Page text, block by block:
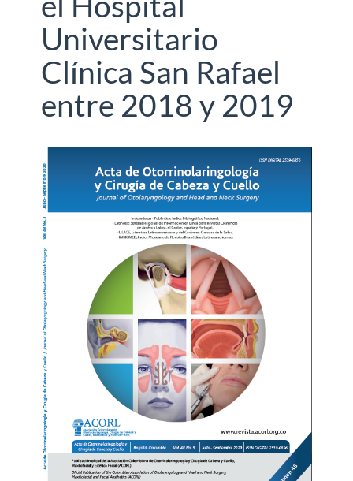
Universitario
Clínica San Rafael
entre 2018 y 2019
Barra
lateral
del
artículo